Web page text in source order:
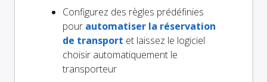
Configurez des règles prédéfinies
pour automatiser la réservation
de transport et laissez le logiciel
choisir automatiquement le
transporteur